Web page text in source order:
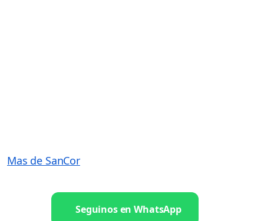
Mas de SanCor
Seguinos en WhatsApp